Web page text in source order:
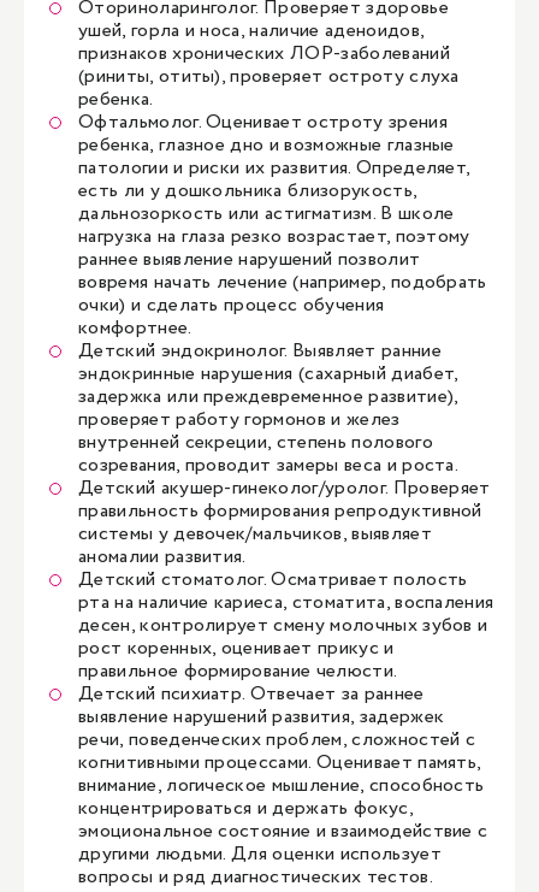
Оториноларинголог. Проверяет здоровье
ушей, горла и носа, наличие аденоидов,
признаков хронических ЛОР-заболеваний
(риниты, отиты), проверяет остроту слуха
ребенка.
Офтальмолог. Оценивает остроту зрения
ребенка, глазное дно и возможные глазные
патологии и риски их развития. Определяет,
есть ли у дошкольника близорукость,
дальнозоркость или астигматизм. В школе
нагрузка на глаза резко возрастает, поэтому
раннее выявление нарушений позволит
вовремя начать лечение (например, подобрать
очки) и сделать процесс обучения
комфортнее.
Детский эндокринолог. Выявляет ранние
эндокринные нарушения (сахарный диабет,
задержка или преждевременное развитие),
проверяет работу гормонов и желез
внутренней секреции, степень полового
созревания, проводит замеры веса и роста.
Детский акушер-гинеколог/уролог. Проверяет
правильность формирования репродуктивной
системы у девочек/мальчиков, выявляет
аномалии развития.
Детский стоматолог. Осматривает полость
рта на наличие кариеса, стоматита, воспаления
десен, контролирует смену молочных зубов и
рост коренных, оценивает прикус и
правильное формирование челюсти.
Детский психиатр. Отвечает за раннее
выявление нарушений развития, задержек
речи, поведенческих проблем, сложностей с
когнитивными процессами. Оценивает память,
внимание, логическое мышление, способность
концентрироваться и держать фокус,
эмоциональное состояние и взаимодействие с
другими людьми. Для оценки использует
вопросы и ряд диагностических тестов.